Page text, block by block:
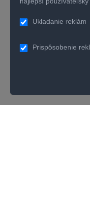
Ukladanie reklám
Prispôsobenie